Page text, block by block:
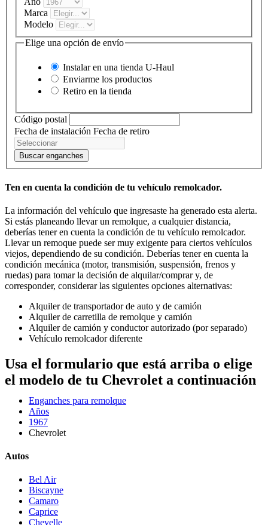
Marca
Modelo
Elige una opción de envío
Instalar en una tienda U-Haul
Enviarme los productos
Retiro en la tienda
Código postal
Fecha de instalación Fecha de retiro
Buscar enganches
Ten en cuenta la condición de tu vehículo remolcador.
La información del vehículo que ingresaste ha generado esta alerta.
Si estás planeando llevar un remolque, a cualquier distancia,
deberías tener en cuenta la condición de tu vehículo remolcador.
Llevar un remoque puede ser muy exigente para ciertos vehículos
viejos, dependiendo de su condición. Deberías tener en cuenta la
condición mecánica (motor, transmisión, suspensión, frenos y
ruedas) para tomar la decisión de alquilar/comprar y, de
corresponder, considerar las siguientes opciones alternativas:
Alquiler de transportador de auto y de camión
Alquiler de carretilla de remolque y camión
Alquiler de camión y conductor autorizado (por separado)
Vehículo remolcador diferente
Usa el formulario que está arriba o elige
el modelo de tu Chevrolet a continuación
Enganches para remolque
Años
1967
Chevrolet
Autos
Bel Air
Biscayne
Camaro
Caprice
Chevelle